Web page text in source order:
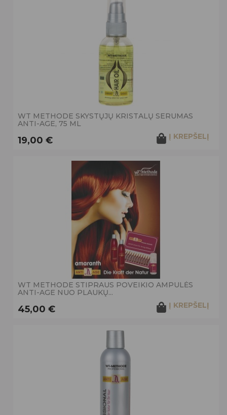
WT METHODE SKYSTŲJŲ KRISTALŲ SERUMAS
ANTI-AGE, 75 ML
19,00 € Į KREPŠELĮ
WT METHODE STIPRAUS POVEIKIO AMPULĖS
ANTI-AGE NUO PLAUKŲ...
45,00 € Į KREPŠELĮ